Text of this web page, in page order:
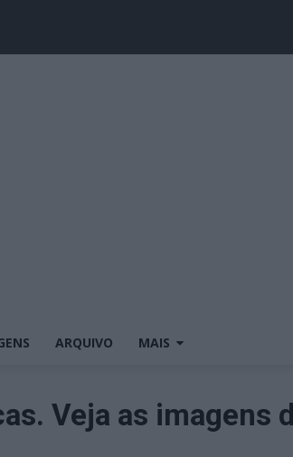
ARQUIVO MAIS
Veja as imagens